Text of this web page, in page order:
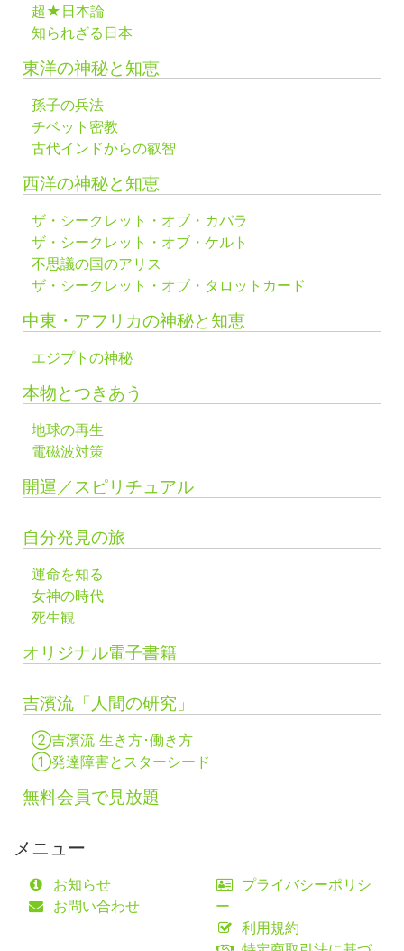
超★日本論
知られざる日本
東洋の神秘と知恵
孫子の兵法
チベット密教
古代インドからの叡智
西洋の神秘と知恵
ザ・シークレット・オブ・カバラ
ザ・シークレット・オブ・ケルト
不思議の国のアリス
ザ・シークレット・オブ・タロットカード
中東・アフリカの神秘と知恵
エジプトの神秘
本物とつきあう
地球の再生
電磁波対策
開運／スピリチュアル
自分発見の旅
運命を知る
女神の時代
死生観
オリジナル電子書籍
吉濱流「人間の研究」
②吉濱流 生き方･働き方
①発達障害とスターシード
無料会員で見放題
メニュー
お知らせ
お問い合わせ
プライバシーポリシ
ー
利用規約